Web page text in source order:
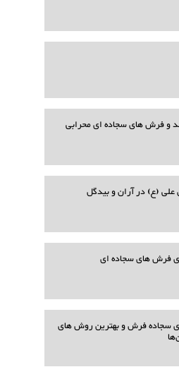
و فرش های سجاده ای محرابی
علی (ع) در آران و بیدگل
فرش های سجاده ای
سجاده فرش و بهترین روش‌ های